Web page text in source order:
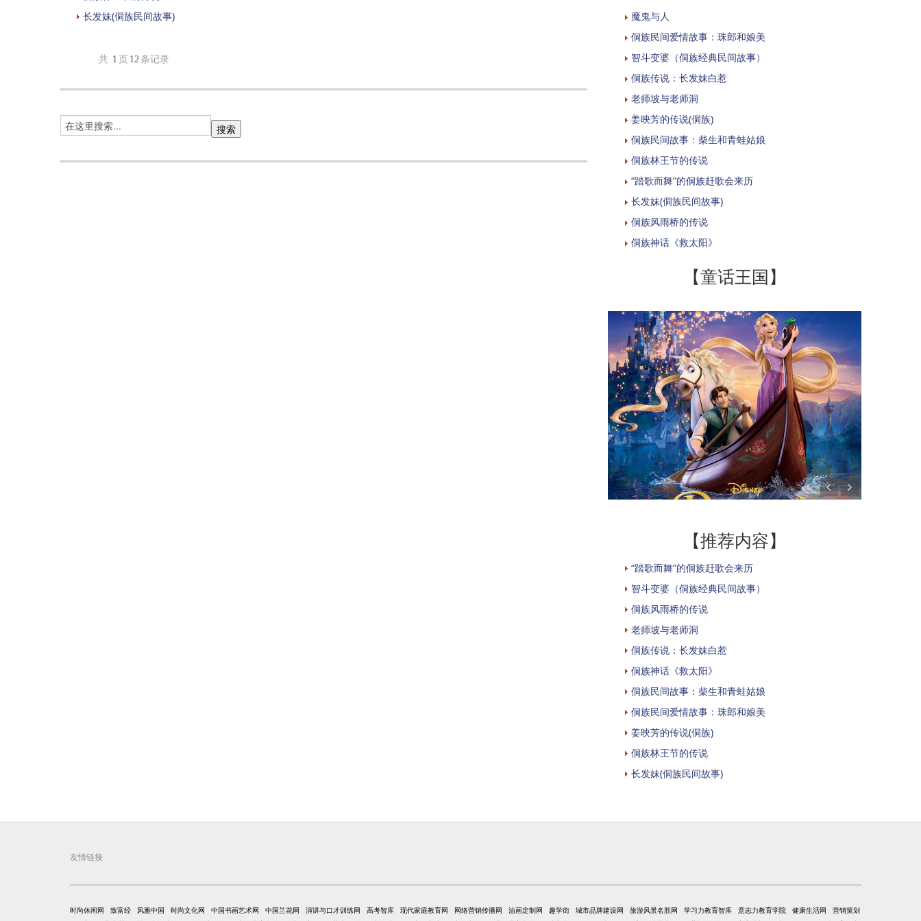
长发妹(侗族民间故事)
共 1 页 12 条记录
魔鬼与人
侗族民间爱情故事：珠郎和娘美
智斗变婆（侗族经典民间故事）
侗族传说：长发妹白惹
老师坡与老师洞
姜映芳的传说(侗族)
侗族民间故事：柴生和青蛙姑娘
侗族林王节的传说
“踏歌而舞”的侗族赶歌会来历
长发妹(侗族民间故事)
侗族风雨桥的传说
侗族神话《救太阳》
【童话王国】
【推荐内容】
“踏歌而舞”的侗族赶歌会来历
智斗变婆（侗族经典民间故事）
侗族风雨桥的传说
老师坡与老师洞
侗族传说：长发妹白惹
侗族神话《救太阳》
侗族民间故事：柴生和青蛙姑娘
侗族民间爱情故事：珠郎和娘美
姜映芳的传说(侗族)
侗族林王节的传说
长发妹(侗族民间故事)
友情链接
时尚休闲网 致富经 风雅中国 时尚文化网 中国书画艺术网 中国兰花网 演讲与口才训练网 高考智库 现代家庭教育网 网络营销传播网 油画定制网 趣学街 城市品牌建设网 旅游风景名胜网 学习力教育智库 意志力教育学院 健康生活网
营销策划